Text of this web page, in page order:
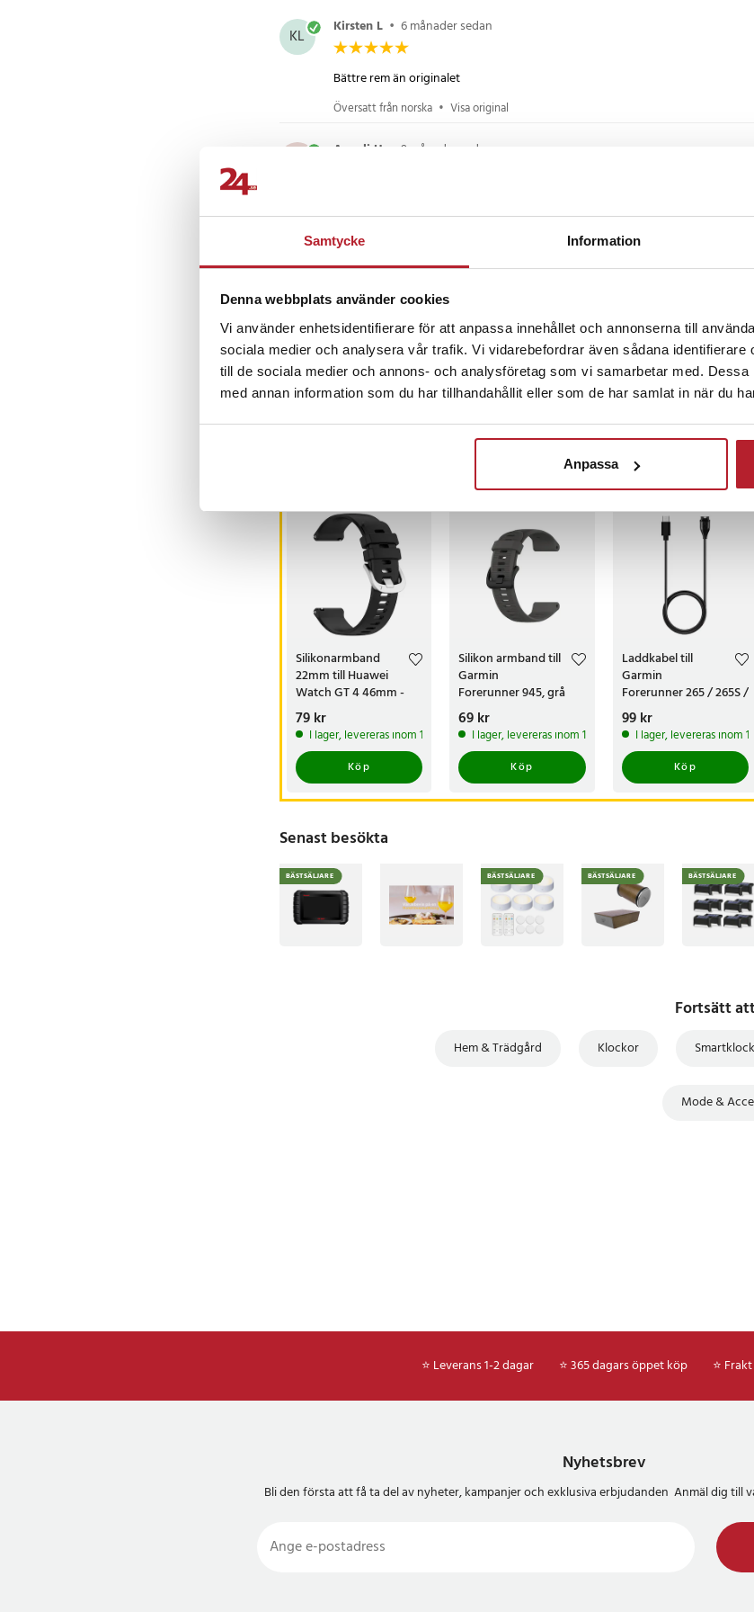
Samtycke Information
Denna webbplats använder cookies
Vi använder enhetsidentifierare för att anpassa innehållet och annonserna till
sociala medier och analysera vår trafik. Vi vidarebefordrar även sådana identifierare
till de sociala medier och annons- och analysföretag som vi samarbetar med.
med annan information som du har tillhandahållit eller som de har samlat in när du
Anpassa
KL Kirsten L • 6 månader sedan
Bättre rem än originalet
Översatt från norska • Visa original
Anneli H 9 månader sedan
Jag köpte ett armband från en annan plats för sex månader sedan,
håller länge.
Översatt från finska
RD Roald D • 10 månader sedan
Det motsvarar originalbandet (som röktes)!
Översatt från norska • Visa original
Silikonarmband
22mm till Huawei
Watch GT 4 46mm -
Svart
Pris:79 kr
79 kr
I lager, levereras inom 1-2 vardagar
Köp
Silikon armband till
Garmin
Forerunner 945, grå
Pris:69 kr
69 kr
I lager, levereras inom 1-2 vardagar
Köp
Laddkabel till
Garmin
Forerunner 265 / 265S /
965
Pris:99 kr
99 kr
I lager, levereras inom
Köp
Senast besökta
BÄSTSÄLJARE BÄSTSÄLJARE BÄSTSÄLJARE BÄSTSÄLJARE
Fortsätt
Hem & Trädgård Klockor
Mode &
⭐ Leverans 1-2 dagar ⭐ 365 dagars öppet köp ⭐
Nyhetsbrev
Bli den första att få ta del av nyheter, kampanjer och exklusiva erbjudanden Anmäl dig till